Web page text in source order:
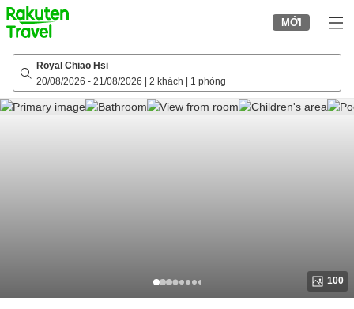
to
top
page
MỚI
Royal Chiao Hsi
20/08/2026 - 21/08/2026 2 khách 1 phòng
100